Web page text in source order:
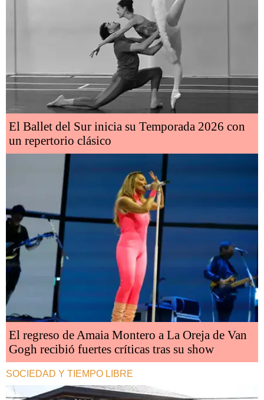
El Ballet del Sur inicia su Temporada 2026 con
un repertorio clásico
El regreso de Amaia Montero a La Oreja de Van
Gogh recibió fuertes críticas tras su show
SOCIEDAD Y TIEMPO LIBRE